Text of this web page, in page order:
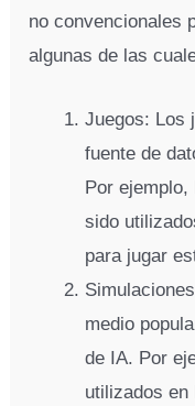
no convencionales
algunas de las
Juegos: Los
fuente de
Por
sido
para jugar
medio
de IA. Por
utilizados en